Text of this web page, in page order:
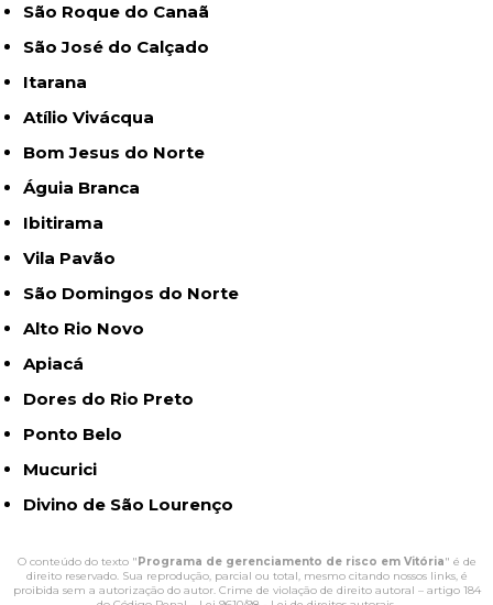
São Roque do Canaã
São José do Calçado
Itarana
Atílio Vivácqua
Bom Jesus do Norte
Águia Branca
Ibitirama
Vila Pavão
São Domingos do Norte
Alto Rio Novo
Apiacá
Dores do Rio Preto
Ponto Belo
Mucurici
Divino de São Lourenço
O conteúdo do texto " Programa de gerenciamento de risco em Vitória" é de
direito reservado. Sua reprodução, parcial ou total, mesmo citando nossos links, é
proibida sem a autorização do autor. Crime de violação de direito autoral – artigo 184